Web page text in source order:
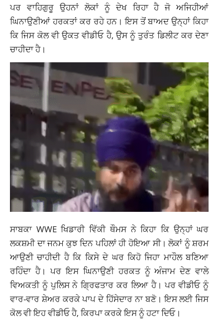
ਪਰ ਵਾਹਿਗੁਰੂ ਉਹਨਾਂ ਲੋਕਾਂ ਨੂੰ ਦੇਖ ਰਿਹਾ ਹੈ ਜੋ ਅਜਿਹੀਆਂ
ਘਿਨਾਉਣੀਆਂ ਹਰਕਤਾਂ ਕਰ ਰਹੇ ਹਨ। ਇਸ ਤੋਂ ਬਾਅਦ ਉਨ੍ਹਾਂ ਕਿਹਾ
ਕਿ ਜਿਸ ਕੋਲ ਵੀ ਉਕਤ ਵੀਡੀਓ ਹੈ, ਉਸ ਨੂੰ ਤੁਰੰਤ ਡਿਲੀਟ ਕਰ ਦੇਣਾ
ਚਾਹੀਦਾ ਹੈ।
ਸਾਬਕਾ WWE ਖਿਡਾਰੀ ਵਿੱਕੀ ਥੌਮਸ ਨੇ ਕਿਹਾ ਕਿ ਉਨ੍ਹਾਂ ਘਰ
ਲਕਸ਼ਮੀ ਦਾ ਜਨਮ ਕੁਝ ਦਿਨ ਪਹਿਲਾਂ ਹੀ ਹੋਇਆ ਸੀ। ਲੋਕਾਂ ਨੂੰ ਸ਼ਰਮ
ਆਉਣੀ ਚਾਹੀਦੀ ਹੈ ਕਿ ਕਿਸੇ ਦੇ ਘਰ ਕਿਹੋ ਜਿਹਾ ਮਾਹੌਲ ਬਣਿਆ
ਰਹਿੰਦਾ ਹੈ। ਪਰ ਇਸ ਘਿਨਾਉਣੀ ਹਰਕਤ ਨੂੰ ਅੰਜਾਮ ਦੇਣ ਵਾਲੇ
ਵਿਅਕਤੀ ਨੂੰ ਪੁਲਿਸ ਨੇ ਗ੍ਰਿਫਤਾਰ ਕਰ ਲਿਆ ਹੈ। ਪਰ ਵੀਡੀਓ ਨੂੰ
ਵਾਰ-ਵਾਰ ਸ਼ੇਅਰ ਕਰਕੇ ਪਾਪ ਦੇ ਹਿੱਸੇਦਾਰ ਨਾ ਬਣੋ। ਇਸ ਲਈ ਜਿਸ
ਕੋਲ ਵੀ ਇਹ ਵੀਡੀਓ ਹੈ, ਕਿਰਪਾ ਕਰਕੇ ਇਸ ਨੂੰ ਹਟਾ ਦਿਓ।